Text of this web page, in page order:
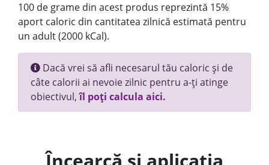
100 de grame din acest produs reprezintă 15%
aport caloric din cantitatea zilnică estimată pentru
un adult (2000 kCal).
Dacă vrei să afli necesarul tău caloric și de
câte calorii ai nevoie zilnic pentru a-ți atinge
obiectivul,îl poți calcula aici.